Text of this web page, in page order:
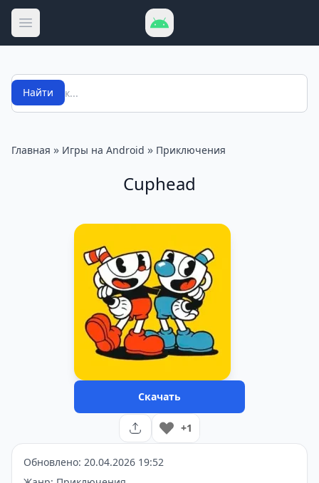
Открыть меню
Поиск
Найти
Главная » Игры на Android » Приключения
Cuphead
Скачать
+1
Обновлено: 20.04.2026 19:52